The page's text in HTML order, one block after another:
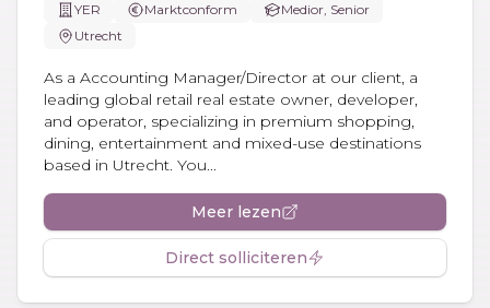
YER Marktconform
Medior, Senior
Utrecht
As a Accounting Manager/Director at our client, a
leading global retail real estate owner, developer,
and operator, specializing in premium shopping,
dining, entertainment and mixed-use destinations
based in Utrecht. You...
Meer lezen
Direct solliciteren